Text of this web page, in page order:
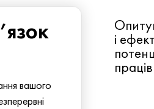
вашого
і